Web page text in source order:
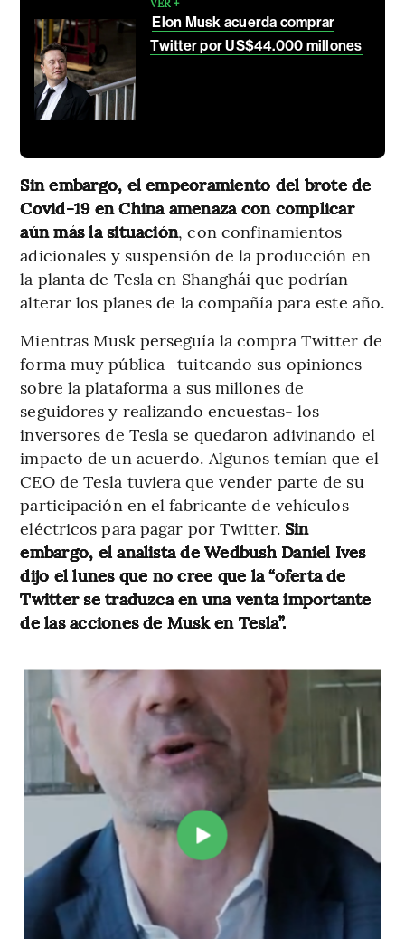
Elon Musk acuerda comprar
Twitter por US$44.000 millones
Sin embargo, el empeoramiento del brote de
Covid-19 en China amenaza con complicar
aún más la situación, con confinamientos
adicionales y suspensión de la producción en
la planta de Tesla en Shanghái que podrían
alterar los planes de la compañía para este año.
Mientras Musk perseguía la compra Twitter de
forma muy pública -tuiteando sus opiniones
sobre la plataforma a sus millones de
seguidores y realizando encuestas- los
inversores de Tesla se quedaron adivinando el
impacto de un acuerdo. Algunos temían que el
CEO de Tesla tuviera que vender parte de su
participación en el fabricante de vehículos
eléctricos para pagar por Twitter. Sin
embargo, el analista de Wedbush Daniel Ives
dijo el lunes que no cree que la “oferta de
Twitter se traduzca en una venta importante
de las acciones de Musk en Tesla”.